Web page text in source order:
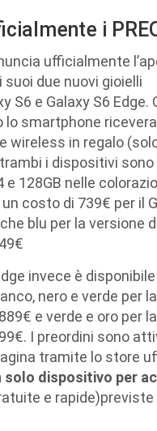
i
ufficialmente
suoi due nuovi gioielli
S6 e Galaxy S6 Edge.
lo smartphone
wireless in regalo
i dispositivi
e 128GB nelle
costo di 739€ per il
blu per la versione
invece è
nero e verde per
e verde e oro per
I preordini sono
tramite lo store
solo dispositivo per
e rapide)previste